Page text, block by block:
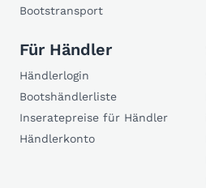
Bootstransport
Für Händler
Händlerlogin
Bootshändlerliste
Inseratepreise für Händler
Händlerkonto